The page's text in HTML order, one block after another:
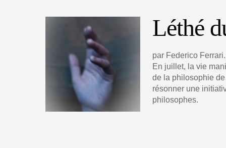
Léthé
par Federico Ferrari.
En juillet, la vie
de la philosophie
résonner une
philosophes.